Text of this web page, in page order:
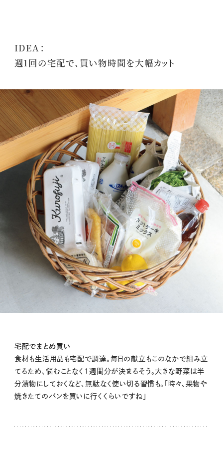
IDEA：
週1回の宅配で、買い物時間を大幅カット
宅配でまとめ買い
食材も生活用品も宅配で調達。毎日の献立もこのなかで組み立
てるため、悩むことなく1週間分が決まるそう。大きな野菜は半
分漬物にしておくなど、無駄なく使い切る習慣も。「時々、果物や
焼きたてのパンを買いに行くくらいですね」